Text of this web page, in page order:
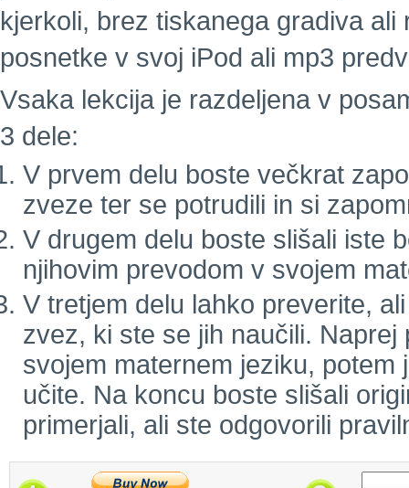
kjerkoli, brez tiskanega gradiva
posnetke v svoj iPod ali mp3
Vsaka lekcija je razdeljena v
3 dele:
V prvem delu boste večkrat
zveze ter se potrudili in si
V drugem delu boste slišali iste
njihovim prevodom v svojem
V tretjem delu lahko preverite,
zvez, ki ste se jih naučili.
svojem maternem jeziku,
učite. Na koncu boste slišali
primerjali, ali ste odgovorili